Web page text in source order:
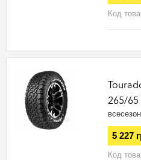
Код
265/65
5 227
Код